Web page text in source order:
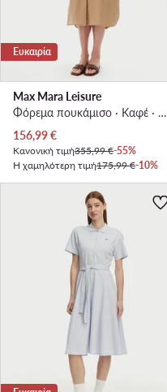
Ευκαιρία
Max Mara Leisure
Φόρεμα πουκάμισο · Καφέ · Midi
Τρέχουσα τιμή
156,99€
Κανονική τιμή355,99 €-55%
Η χαμηλότερη τιμή175,99 €-10%